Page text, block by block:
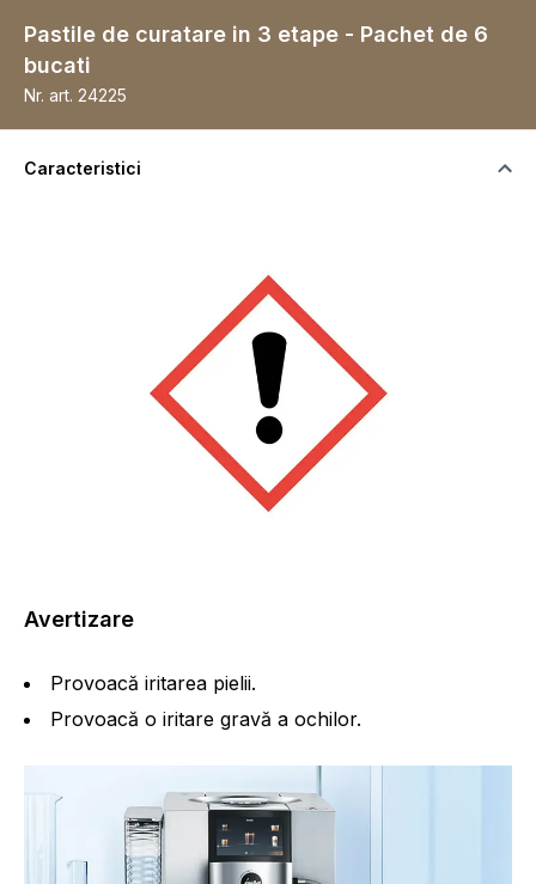
Pastile de curatare in 3 etape - Pachet de 6
bucati
Nr. art. 24225
Caracteristici
Avertizare
Provoacă iritarea pielii.
Provoacă o iritare gravă a ochilor.